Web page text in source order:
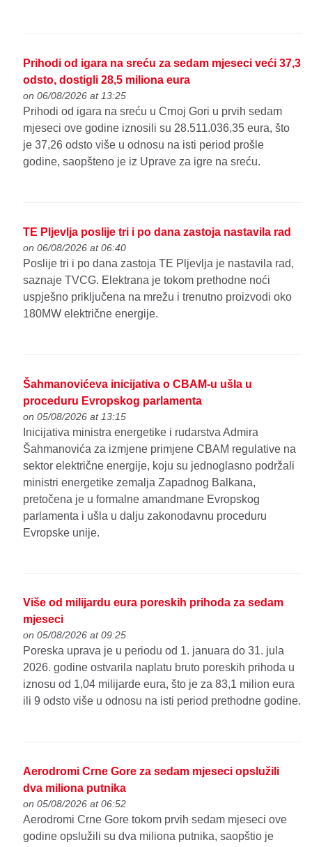
Prihodi od igara na sreću za sedam mjeseci veći 37,3
odsto, dostigli 28,5 miliona eura
on 06/08/2026 at 13:25
Prihodi od igara na sreću u Crnoj Gori u prvih sedam
mjeseci ove godine iznosili su 28.511.036,35 eura, što
je 37,26 odsto više u odnosu na isti period prošle
godine, saopšteno je iz Uprave za igre na sreću.
TE Pljevlja poslije tri i po dana zastoja nastavila rad
on 06/08/2026 at 06:40
Poslije tri i po dana zastoja TE Pljevlja je nastavila rad,
saznaje TVCG. Elektrana je tokom prethodne noći
uspješno priključena na mrežu i trenutno proizvodi oko
180MW električne energije.
Šahmanovićeva inicijativa o CBAM-u ušla u
proceduru Evropskog parlamenta
on 05/08/2026 at 13:15
Inicijativa ministra energetike i rudarstva Admira
Šahmanovića za izmjene primjene CBAM regulative na
sektor električne energije, koju su jednoglasno podržali
ministri energetike zemalja Zapadnog Balkana,
pretočena je u formalne amandmane Evropskog
parlamenta i ušla u dalju zakonodavnu proceduru
Evropske unije.
Više od milijardu eura poreskih prihoda za sedam
mjeseci
on 05/08/2026 at 09:25
Poreska uprava je u periodu od 1. januara do 31. jula
2026. godine ostvarila naplatu bruto poreskih prihoda u
iznosu od 1,04 milijarde eura, što je za 83,1 milion eura
ili 9 odsto više u odnosu na isti period prethodne godine.
Aerodromi Crne Gore za sedam mjeseci opslužili
dva miliona putnika
on 05/08/2026 at 06:52
Aerodromi Crne Gore tokom prvih sedam mjeseci ove
godine opslužili su dva miliona putnika, saopštio je